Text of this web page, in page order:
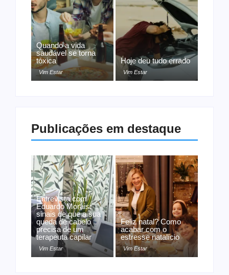
Quando a vida
saudável se torna
tóxica
Vim Estar
Hoje deu tudo errado
Vim Estar
Publicações em destaque
Entrevista com
Eduardo Morais:
sinais de que a sua
queda de cabelo
precisa de um
terapeuta capilar
Vim Estar
Feliz natal? Como
acabar com o
estresse natalício
Vim Estar